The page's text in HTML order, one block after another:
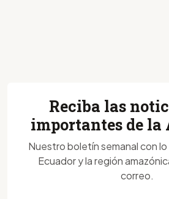
Reciba las
importantes de la
Nuestro boletín semanal con
Ecuador y la región
correo.